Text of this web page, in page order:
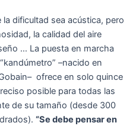
dificultad sea acústica, pero
la calidad del aire
… La puesta en marcha
–nacido en
ofrece en solo quince
posible para todas las
de su tamaño (desde 300
“Se debe pensar en